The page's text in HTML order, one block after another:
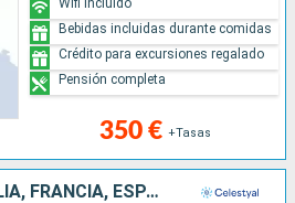
350 € +Tasas
Wifi incluido
Bebidas incluidas durante comidas
Crédito para excursiones regalado
Pensión completa
GRECIA, TURQUÍA, ITALIA, FRANCIA, ESPAÑA